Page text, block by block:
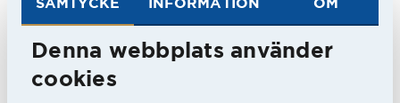
Denna webbplats använder
cookies